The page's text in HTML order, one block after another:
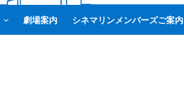
劇場案内 シネマリンメンバーズご案内